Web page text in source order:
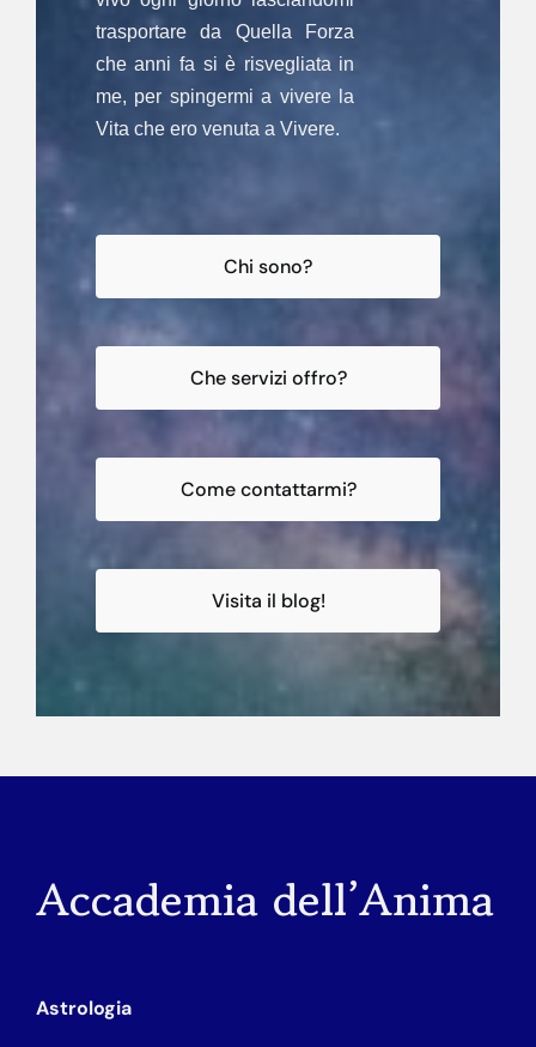
trasportare da Quella Forza
che anni fa si è risvegliata in
me, per spingermi a vivere la
Vita che ero venuta a Vivere.
Chi sono?
Che servizi offro?
Come contattarmi?
Visita il blog!
Accademia dell’Anima
Astrologia